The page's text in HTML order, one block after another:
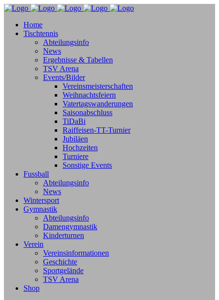
Home
Tischtennis
Abteilungsinfo
News
Ergebnisse & Tabellen
TSV Arena
Events/Bilder
Vereinsmeisterschaften
Weihnachtsfeiern
Vatertagswanderungen
Saisonabschluss
TiDaBi
Raiffeisen-TT-Turnier
Jubiläen
Hochzeiten
Turniere
Sonstige Events
Fussball
Abteilungsinfo
News
Wintersport
Gymnastik
Abteilungsinfo
Damengymnastik
Kinderturnen
Verein
Vereinsinformationen
Geschichte
Sportgelände
TSV Arena
Shop